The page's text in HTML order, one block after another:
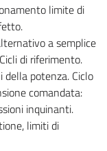
limite di
a semplice
di riferimento.
della potenza. Ciclo
comandata:
inquinanti.
limiti di